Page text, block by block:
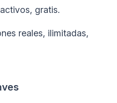
gratis.
reales, ilimitadas,